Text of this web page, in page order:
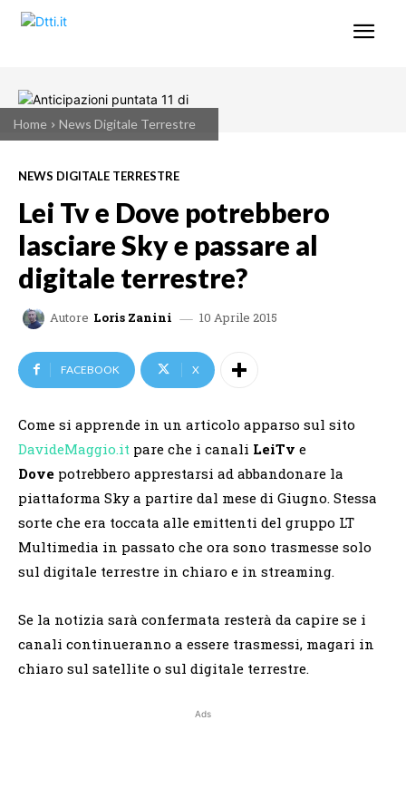
Home News Digitale Terrestre
NEWS DIGITALE TERRESTRE
Lei Tv e Dove potrebbero
lasciare Sky e passare al
digitale terrestre?
Autore Loris Zanini 10 Aprile 2015
FACEBOOK X
Come si apprende in un articolo apparso sul sito
DavideMaggio.it pare che i canali LeiTv e
Dove potrebbero apprestarsi ad abbandonare la
piattaforma Sky a partire dal mese di Giugno. Stessa
sorte che era toccata alle emittenti del gruppo LT
Multimedia in passato che ora sono trasmesse solo
sul digitale terrestre in chiaro e in streaming.
Se la notizia sarà confermata resterà da capire se i
canali continueranno a essere trasmessi, magari in
chiaro sul satellite o sul digitale terrestre.
Ads